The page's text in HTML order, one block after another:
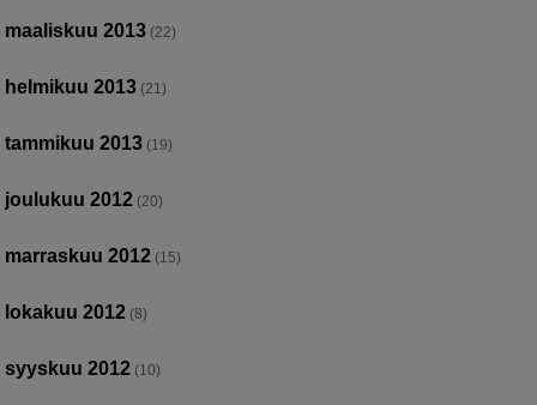
maaliskuu 2013 (22)
helmikuu 2013 (21)
tammikuu 2013 (19)
joulukuu 2012 (20)
marraskuu 2012 (15)
lokakuu 2012 (8)
syyskuu 2012 (10)